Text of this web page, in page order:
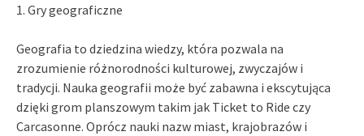
1. Gry geograficzne
Geografia to dziedzina wiedzy, która pozwala na
zrozumienie różnorodności kulturowej, zwyczajów i
tradycji. Nauka geografii może być zabawna i ekscytująca
dzięki grom planszowym takim jak Ticket to Ride czy
Carcasonne. Oprócz nauki nazw miast, krajobrazów i